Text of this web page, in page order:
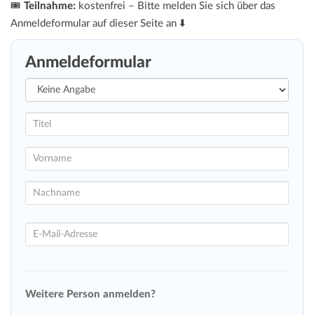
🎟️ Teilnahme: kostenfrei – Bitte melden Sie sich über das
Anmeldeformular auf dieser Seite an ⬇️
Anmeldeformular
Weitere Person anmelden?